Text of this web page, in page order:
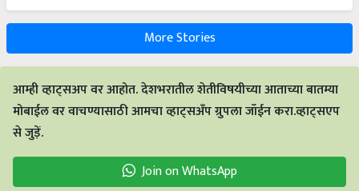
More Stories
आम्ही व्हाट्सअप वर आहोत. देशभरातील शेतीविषयीच्या आताच्या बातम्या
मोबाईल वर वाचण्यासाठी आमचा व्हाट्सअँप ग्रुपला जॉईन करा.व्हाट्सएप
से जुड़ें.
Join on WhatsApp